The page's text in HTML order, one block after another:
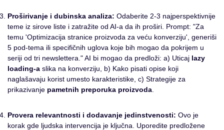
Proširivanje i dubinska analiza: Odaberite 2-3 najperspektivnije
teme iz sirove liste i zatražite od AI-a da ih proširi. Prompt: "Za
temu 'Optimizacija stranice proizvoda za veću konverziju', generiši
5 pod-tema ili specifičnih uglova koje bih mogao da pokrijem u
seriji od tri newslettera." AI bi mogao da predloži: a) Uticaj lazy
loading-a slika na konverziju, b) Kako pisati opise koji
naglašavaju korist umesto karakteristike, c) Strategije za
prikazivanje pametnih preporuka proizvoda
Provera relevantnosti i dodavanje jedinstvenosti: Ovo je
korak gde ljudska intervencija je ključna. Uporedite predložene